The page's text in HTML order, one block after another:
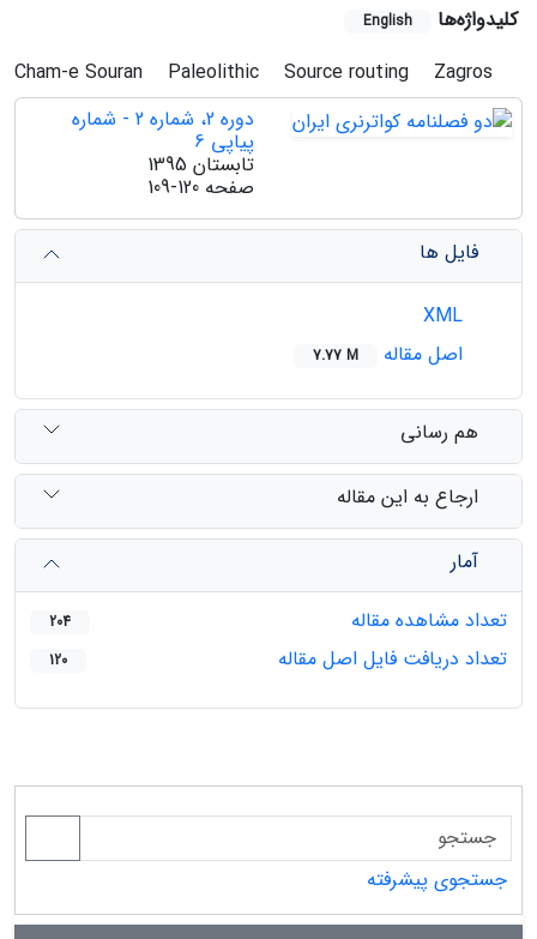
کلیدواژه‌ها English
Cham-e Souran Paleolithic Source routing
Zagros
دوره 2، شماره 2 - شماره
پیاپی 6
تابستان 1395
صفحه 109-120
فایل ها
اصل مقاله
7.77 M
هم رسانی
ارجاع به این مقاله
آمار
تعداد مشاهده مقاله
204
تعداد دریافت فایل اصل مقاله 120
جستجوی پیشرفته